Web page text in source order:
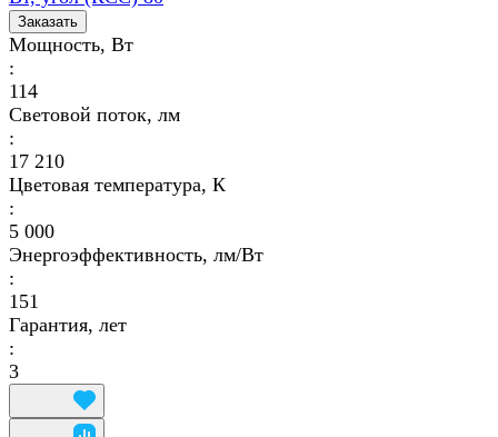
Заказать
Мощность, Вт
:
114
Световой поток, лм
:
17 210
Цветовая температура, К
:
5 000
Энергоэффективность, лм/Вт
:
151
Гарантия, лет
:
3